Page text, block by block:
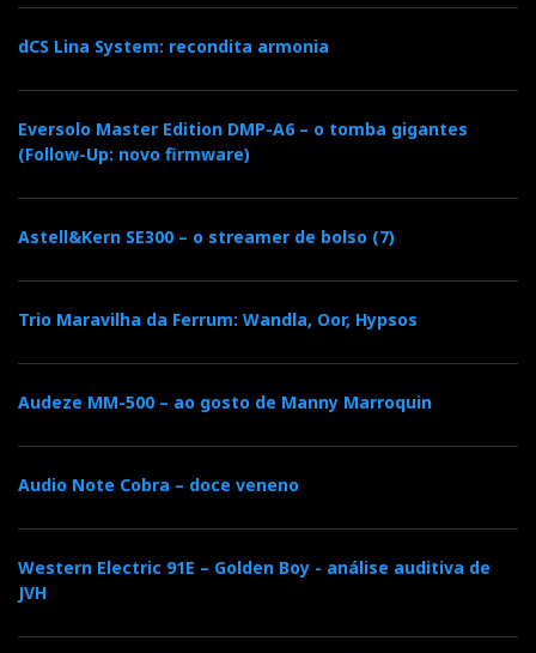
por 3 colunas. E mais não disse...
O que se vê em baixo foi registado directamente da
tela em más condições e transmitido em tempo real
Coluna mistério apresentado num teaser video
sobre o sublinhado para abrir video no Facebook)
a
P
i
dCS Lina System: recondita armonia
Eversolo Master Edition DMP-A6 – o tomba gigantes
(Follow-Up: novo firmware)
Astell&Kern SE300 – o streamer de bolso (7)
Trio Maravilha da Ferrum: Wandla, Oor, Hypsos
Audeze MM-500 – ao gosto de Manny Marroquin
Audio Note Cobra – doce veneno
Western Electric 91E – Golden Boy - análise auditiva de
JVH